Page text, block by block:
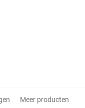
Meer producten